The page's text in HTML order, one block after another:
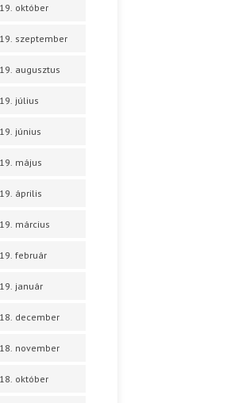
október
szeptember
augusztus
július
június
május
április
március
február
január
december
november
október